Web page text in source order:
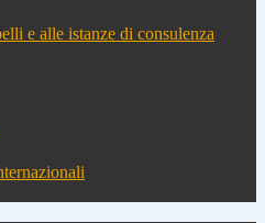
e alle istanze di consulenza